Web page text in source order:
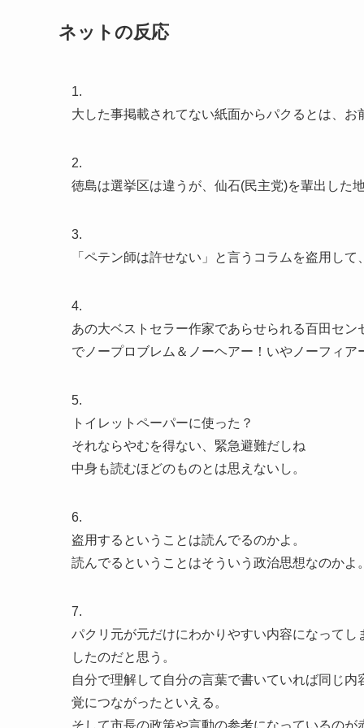
ネットの反応
1.
大した事掲載されてない紙面からパクるとは、お
2.
徳島は選挙区は違うが、仙石(民主党)を輩出した
3.
「ペテン師は許せない」と言うコラムを盗用し
4.
あの大ベストセラー作家であらせられる百田セ
でノープロブレム＆ノーヘアー！いやノーフィア
5.
トイレットペーパーに使った？
それならやむを得ない、緊急避難だしね
中身も読むほどのものとは思えないし。
6.
盗用するということは読んでるのかよ。
読んでるということはそういう政治思想なのかよ
7.
パクリ元が元だけにわかりやすい内容になって
したのだと思う。
自分で理解して自分の言葉で書いていれば同じ
覚につながったといえる。